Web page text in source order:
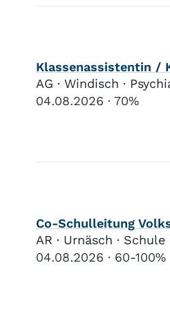
Klassenassistentin /
AG · Windisch ·
04.08.2026
70%
Co-Schulleitung
AR · Urnäsch ·
04.08.2026
60-100%